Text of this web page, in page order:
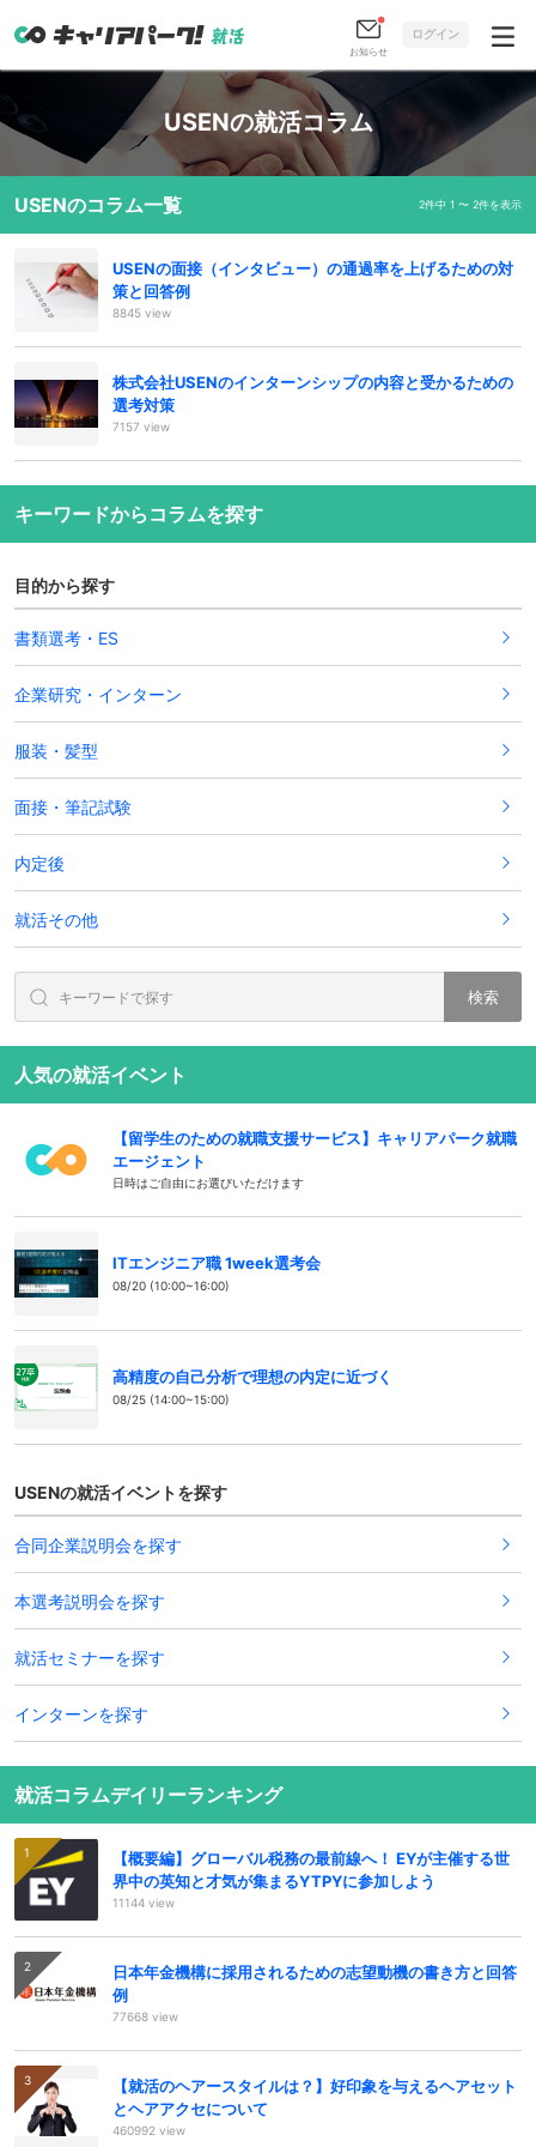
お知らせ
ログイン
USENの就活コラム
USENのコラム一覧 2件中 1 〜 2件を表示
USENの面接（インタビュー）の通過率を上げるための対
策と回答例
8845 view
株式会社USENのインターンシップの内容と受かるための
選考対策
7157 view
キーワードからコラムを探す
目的から探す
書類選考・ES
企業研究・インターン
服装・髪型
面接・筆記試験
内定後
就活その他
検索
人気の就活イベント
【留学生のための就職支援サービス】キャリアパーク就職
エージェント
日時はご自由にお選びいただけます
ITエンジニア職 1week選考会
08/20 (10:00~16:00)
高精度の自己分析で理想の内定に近づく
08/25 (14:00~15:00)
USENの就活イベントを探す
合同企業説明会を探す
本選考説明会を探す
就活セミナーを探す
インターンを探す
就活コラムデイリーランキング
【概要編】グローバル税務の最前線へ！ EYが主催する世
界中の英知と才気が集まるYTPYに参加しよう
11144 view
日本年金機構に採用されるための志望動機の書き方と回答
例
77668 view
【就活のヘアースタイルは？】好印象を与えるヘアセット
とヘアアクセについて
460992 view